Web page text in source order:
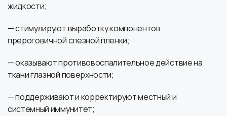
жидкости;
— стимулируют выработку компонентов
прероговичной слезной пленки;
— оказывают противовоспалительное действие на
ткани глазной поверхности;
— поддерживают и корректируют местный и
системный иммунитет;